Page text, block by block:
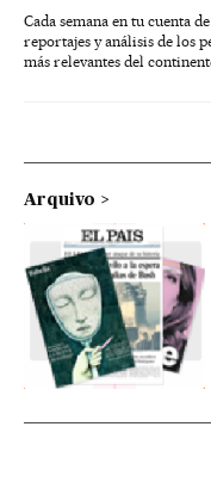
Cada semana en tu cuenta
reportajes y análisis de los
más relevantes del
Arquivo